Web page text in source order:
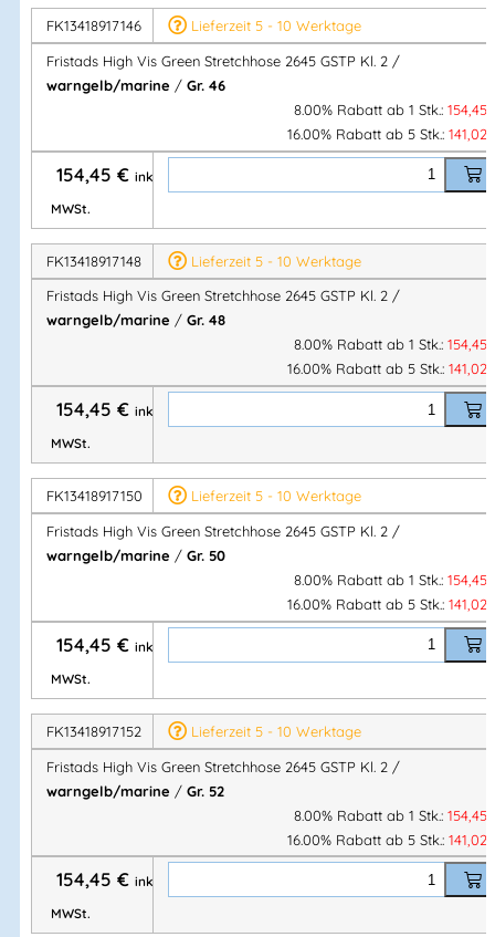
Doppelt verstärkte Schrittnaht
Hammerhalterung
CORDURA®-verstärkte Zollstocktaschemit
Werkzeugtasche
Knöpfen & Schlaufen für Arbeitsmesser
Beintasche
Reißverschlusstasche
D-Ring
CORDURA®-verstärkte KnietaschenmitInnenöffnung
Höhenverstellung der Kniepolster
CORDURA®-verstärkter Beinabschluss
OEKO-TEX® zertifiziert
Frei von PFAS
Normen & Zertifizierungen
EN ISO 20471 – Klasse 2(Warnschutz)
EN 14404
in Kombination mit Kniepolstern
(UV-Schutz)
RIS-3279-TOM (UK Railway Standard)–Farbe 271
Zertifiziert nach 50 Wäschen
EPD (Environmental Product Declaration)
Material & Gewicht
44 % PTT (teilweisebiobasiert)
44 % Polyester
FK13418917146
Lieferzeit 5 - 10 Werktage
Fristads High Vis Green Stretchhose 2645 GSTP Kl. 2 /
warngelb/marine / Gr. 46
8.00% Rabatt ab 1 Stk.: 154,45
16.00% Rabatt ab 5 Stk.: 141,02
154,45 € inkl.
MWSt.
FK13418917148
Lieferzeit 5 - 10 Werktage
Fristads High Vis Green Stretchhose 2645 GSTP Kl. 2 /
warngelb/marine / Gr. 48
8.00% Rabatt ab 1 Stk.: 154,45
16.00% Rabatt ab 5 Stk.: 141,02
154,45 € inkl.
MWSt.
FK13418917150
Lieferzeit 5 - 10 Werktage
Fristads High Vis Green Stretchhose 2645 GSTP Kl. 2 /
warngelb/marine / Gr. 50
8.00% Rabatt ab 1 Stk.: 154,45
16.00% Rabatt ab 5 Stk.: 141,02
154,45 € inkl.
MWSt.
FK13418917152
Lieferzeit 5 - 10 Werktage
Fristads High Vis Green Stretchhose 2645 GSTP Kl. 2 /
warngelb/marine / Gr. 52
8.00% Rabatt ab 1 Stk.: 154,45
16.00% Rabatt ab 5 Stk.: 141,02
154,45 € inkl.
MWSt.